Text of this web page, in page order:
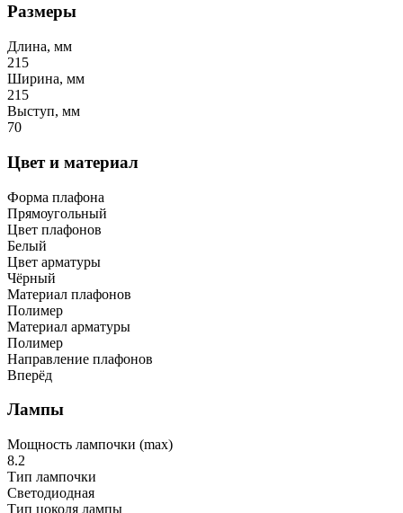
Размеры
Длина, мм
215
Ширина, мм
215
Выступ, мм
70
Цвет и материал
Форма плафона
Прямоугольный
Цвет плафонов
Белый
Цвет арматуры
Чёрный
Материал плафонов
Полимер
Материал арматуры
Полимер
Направление плафонов
Вперёд
Лампы
Мощность лампочки (max)
8.2
Тип лампочки
Светодиодная
Тип цоколя лампы